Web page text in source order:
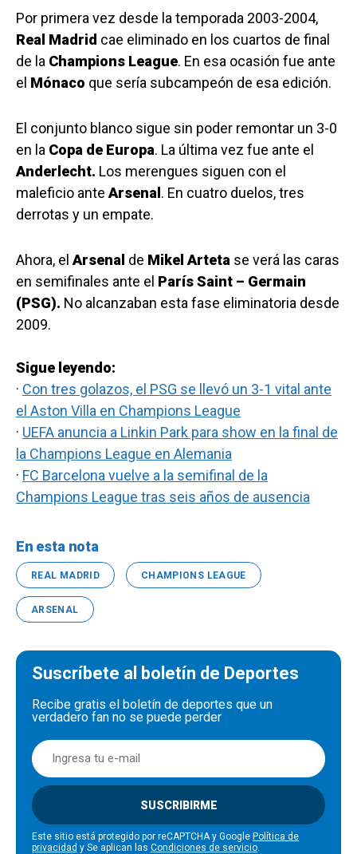
Por primera vez desde la temporada 2003-2004,
Real Madrid cae eliminado en los cuartos de final
de la Champions League. En esa ocasión fue ante
el Mónaco que sería subcampeón de esa edición.
El conjunto blanco sigue sin poder remontar un 3-0
en la Copa de Europa. La última vez fue ante el
Anderlecht. Los merengues siguen con el
maleficio ante Arsenal . En cuatro duelos, tres
derrotas y un empate.
Ahora, el Arsenal de Mikel Arteta se verá las caras
en semifinales ante el París Saint – Germain
(PSG). No alcanzaban esta fase eliminatoria desde
2009.
Sigue leyendo:
· Con tres golazos, el PSG se llevó un 3-1 vital ante
el Aston Villa en Champions League
· UEFA anuncia a Linkin Park para show en la final de
la Champions League en Alemania
· FC Barcelona vuelve a la semifinal de la
Champions League tras seis años de ausencia
En esta nota
REAL MADRID CHAMPIONS LEAGUE
ARSENAL
Suscríbete al boletín de Deportes
Recibe gratis el boletín de deportes que un
verdadero fan no se puede perder
SUSCRIBIRME
Este sitio está protegido por reCAPTCHA y Google Política de
privacidad y Se aplican las Condiciones de servicio.